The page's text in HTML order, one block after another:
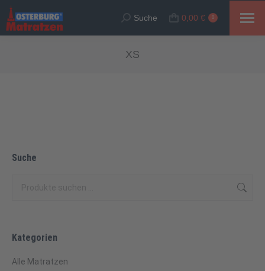
Suche:
Suche 0,00 € 0
XS
Suche
Kategorien
Alle Matratzen